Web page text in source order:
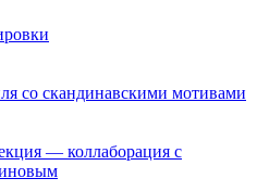
со скандинавскими мотивами
— коллаборация с